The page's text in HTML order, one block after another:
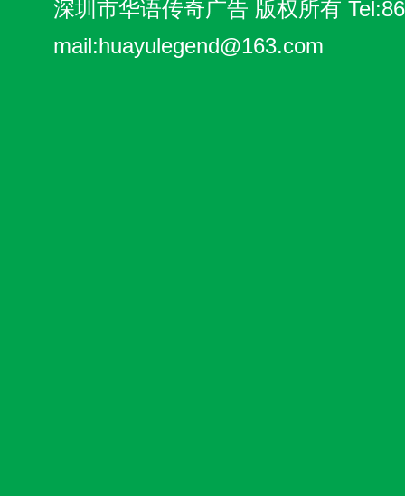
深圳市华语传奇广告 版权所有
mail:huayulegend@163.com